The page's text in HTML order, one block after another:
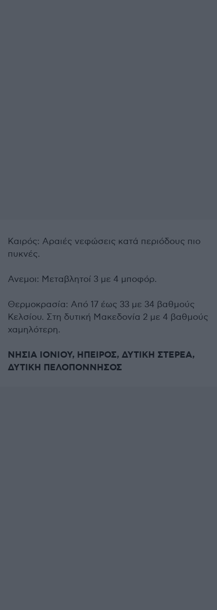
Καιρός: Αραιές νεφώσεις κατά περιόδους πιο
πυκνές.
Ανεμοι: Μεταβλητοί 3 με 4 μποφόρ.
Θερμοκρασία: Από 17 έως 33 με 34 βαθμούς
Κελσίου. Στη δυτική Μακεδονία 2 με 4 βαθμούς
χαμηλότερη.
ΝΗΣΙΑ ΙΟΝΙΟΥ, ΗΠΕΙΡΟΣ, ΔΥΤΙΚΗ ΣΤΕΡΕΑ,
ΔΥΤΙΚΗ ΠΕΛΟΠΟΝΝΗΣΟΣ